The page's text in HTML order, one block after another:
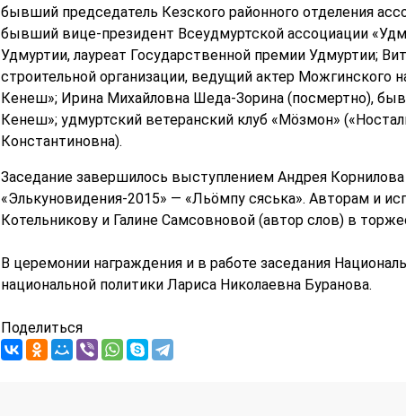
бывший председатель Кезского районного отделения
бывший вице-президент Всеудмуртской ассоциации
Удмуртии, лауреат Государственной премии Удмуртии;
строительной организации, ведущий актер Можгинского
Кенеш»; Ирина Михайловна Шеда-Зорина (посмертно),
Кенеш»; удмуртский ветеранский клуб «Мӧзмон»
Константиновна).
Заседание завершилось выступлением Андрея
«Элькуновидения-2015» — «Льӧмпу сяська». Авторам и
Котельникову и Галине Самсовновой (автор слов) в
В церемонии награждения и в работе заседания
национальной политики Лариса Николаевна Буранова.
Поделиться